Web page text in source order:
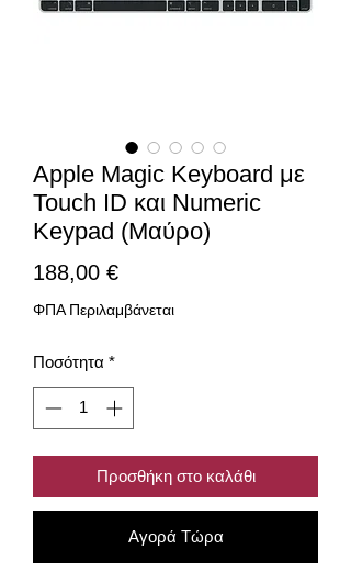
Apple Magic Keyboard με
Touch ID και Numeric
Keypad (Μαύρο)
188,00 €Τιμή
ΦΠΑ Περιλαμβάνεται
Ποσότητα *
Προσθήκη στο καλάθι
Αγορά Τώρα